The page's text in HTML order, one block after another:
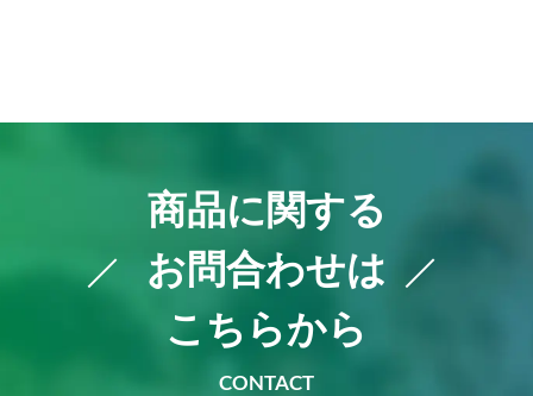
商品に関する
お問合わせは
こちらから
CONTACT